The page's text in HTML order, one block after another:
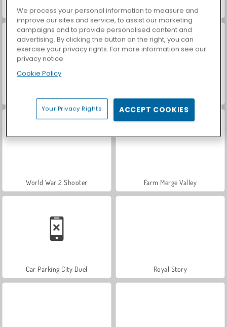
Air Hockey Multiplayer Hidden Object: Street of Secrets
World War 2 Shooter Farm Merge Valley
Car Parking City Duel Royal Story
We process your personal information to measure and
improve our sites and service, to assist our marketing
campaigns and to provide personalised content and
advertising. By clicking the button on the right, you can
exercise your privacy rights. For more information see our
privacy notice
Cookie Policy
Your Privacy Rights ACCEPT COOKIES